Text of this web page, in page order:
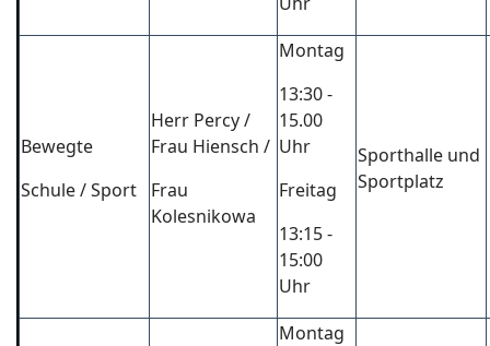
Bewegte
Schule / Sport
Herr Percy /
Frau Hiensch /
Frau
Kolesnikowa
Montag
13:30 -
15.00
Uhr
Freitag
13:15 -
15:00
Uhr
Sporthalle und
Sportplatz
Montag